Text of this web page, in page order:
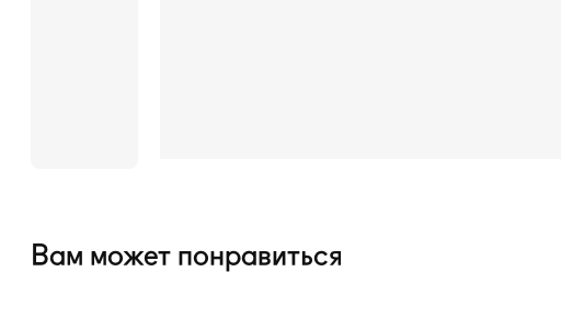
Вам может понравиться